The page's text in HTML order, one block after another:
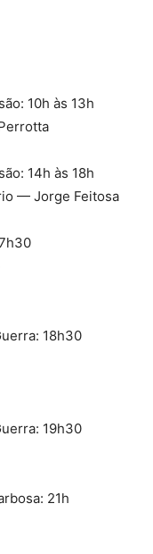
10h às 13h
14h às 18h
— Jorge Feitosa
18h30
19h30
21h